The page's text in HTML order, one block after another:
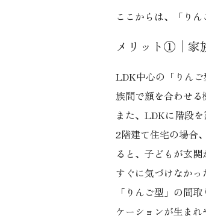
ここからは、「り
メリット①│家
LDK中心の「りん
族間で顔を合わせる
また、LDKに階段
2階建て住宅の場合
ると、子どもが玄
すぐに気づけなかっ
「りんご型」の間
ケーションが生まれ